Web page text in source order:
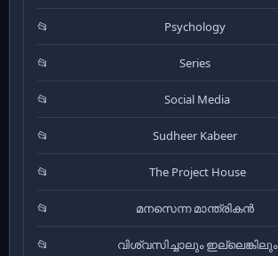
Psychology
Series
Social Media
Sudheer Kabeer
The Project House
മനസെന്ന മാന്ത്രികൻ
വിശ്വസിച്ചാലും ഇല്ലെങ്കിലും